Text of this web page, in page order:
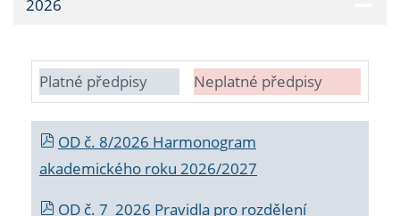
2026
Platné předpisy Neplatné předpisy
OD č. 8/2026 Harmonogram
akademického roku 2026/2027
OD č. 7_2026 Pravidla pro rozdělení